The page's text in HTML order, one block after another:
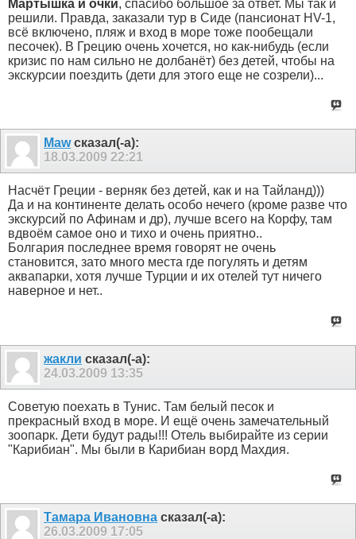
Мартышка и очки, спасибо большое за ответ. Мы так и
решили. Правда, заказали тур в Сиде (пансионат HV-1,
всё включено, пляж и вход в море тоже пообещали
песочек). В Грецию очень хочется, но как-нибудь (если
кризис по нам сильно не долбанёт) без детей, чтобы на
экскурсии поездить (дети для этого еще не созрели)...
Mawсказал(-а):
18.03.2009 22:21
Насчёт Греции - верняк без детей, как и на Тайланд)))
Да и на континенте делать особо нечего (кроме разве что
экскурсий по Афинам и др), лучше всего на Корфу, там
вдвоём самое оно и тихо и очень приятно..
Болгария последнее время говорят не очень
становится, зато много места где погулять и детям
аквапарки, хотя лучше Турции и их отелей тут ничего
наверное и нет..
жакли сказал(-а):
24.03.2009 13:35
Советую поехать в Тунис. Там белый песок и
прекрасный вход в море. И ещё очень замечательный
зоопарк. Дети будут рады!!! Отель выбирайте из серии
"Карибиан". Мы были в Карибиан ворд Махдия.
Тамара Ивановна сказал(-а):
26.03.2009 17:05